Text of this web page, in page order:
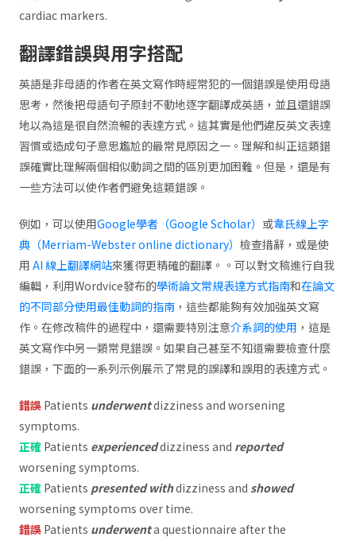
cardiac markers.
翻譯錯誤與用字搭配
英語是非母語的作者在英文寫作時經常犯的一個錯誤是使用母語
思考，然後把母語句子原封不動地逐字翻譯成英語，並且還錯誤
地以為這是很自然流暢的表達方式。這其實是他們違反英文表達
習慣或造成句子意思尷尬的最常見原因之一。理解和糾正這類錯
誤確實比理解兩個相似動詞之間的區別更加困難。但是，還是有
一些方法可以使作者們避免這類錯誤。
例如，可以使用Google學者（Google Scholar） 或韋氏線上字
典（Merriam-Webster online dictionary） 檢查措辭，或是使
用 AI 線上翻譯網站來獲得更精確的翻譯。。可以對文稿進行自我
編輯，利用Wordvice發布的學術論文常規表達方式指南和在論文
的不同部分使用最佳動詞的指南，這些都能夠有效加強英文寫
作。在修改稿件的過程中，還需要特別注意介系詞的使用 ，這是
英文寫作中另一類常見錯誤。如果自己甚至不知道需要檢查什麼
錯誤，下面的一系列示例展示了常見的誤譯和誤用的表達方式。
錯誤 Patients underwentdizziness and worsening
symptoms.
正確 Patients experienceddizziness and reported
worsening symptoms.
正確 Patients presented withdizziness and showed
worsening symptoms over time.
錯誤 Patients underwenta questionnaire after the